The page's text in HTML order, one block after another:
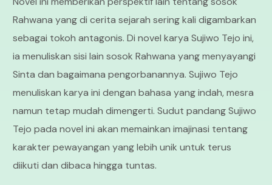
Rahwana yang di cerita sejarah sering kali digambarkan
sebagai tokoh antagonis. Di novel karya Sujiwo Tejo ini,
ia menuliskan sisi lain sosok Rahwana yang menyayangi
Sinta dan bagaimana pengorbanannya. Sujiwo Tejo
menuliskan karya ini dengan bahasa yang indah, mesra
namun tetap mudah dimengerti. Sudut pandang Sujiwo
Tejo pada novel ini akan memainkan imajinasi tentang
karakter pewayangan yang lebih unik untuk terus
diikuti dan dibaca hingga tuntas.